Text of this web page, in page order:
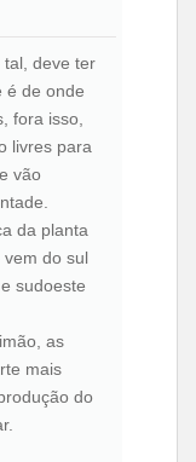
tal, deve ter
é de onde
fora isso,
livres para
vão
da planta
do sul
sudoeste
as
mais
do